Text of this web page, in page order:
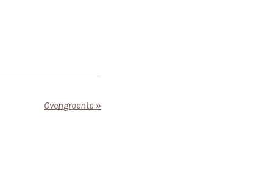
Ovengroente »